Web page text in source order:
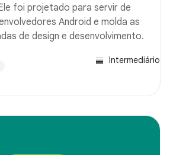
foi projetado para servir de
Android e molda as
de design e desenvolvimento.
Intermediário